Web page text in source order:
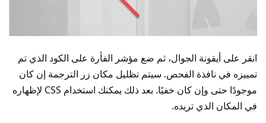
انقر على أيقونة الجوال، ثم ضع مؤشر الفأرة على الكود الذي تم
تمييزه في نافذة الفحص. سيتم تظليل مكان زر الترجمة إن كان
موجودًا حتى وإن كان خفيًا. بعد ذلك يمكنك استخدام CSS لإظهاره
في المكان الذي تريده.